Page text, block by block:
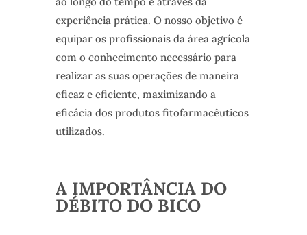
experiência prática. O nosso objetivo é
equipar os profissionais da área agrícola
com o conhecimento necessário para
realizar as suas operações de maneira
eficaz e eficiente, maximizando a
eficácia dos produtos fitofarmacêuticos
utilizados.
A IMPORTÂNCIA DO
DÉBITO DO BICO